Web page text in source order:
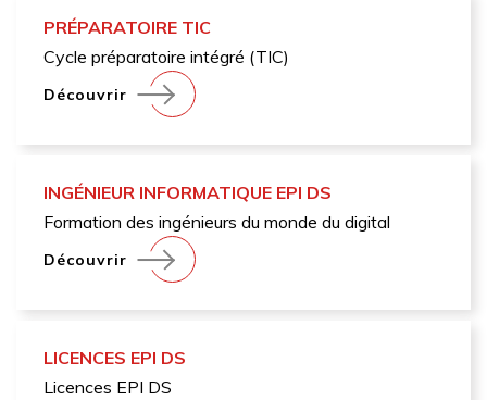
PRÉPARATOIRE TIC
Cycle préparatoire intégré (TIC)
Découvrir
INGÉNIEUR INFORMATIQUE EPI DS
Formation des ingénieurs du monde du digital
Découvrir
LICENCES EPI DS
Licences EPI DS